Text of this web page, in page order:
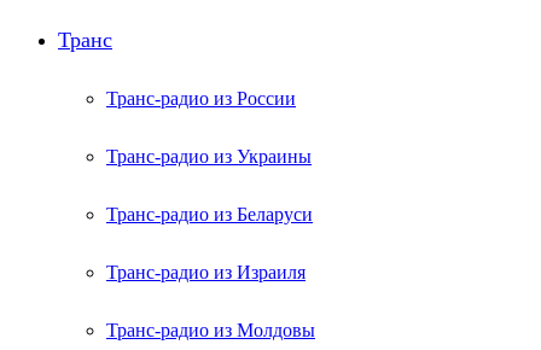
Транс
Транс-радио из России
Транс-радио из Украины
Транс-радио из Беларуси
Транс-радио из Израиля
Транс-радио из Молдовы